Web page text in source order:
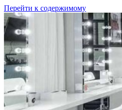
Перейти к содержимому